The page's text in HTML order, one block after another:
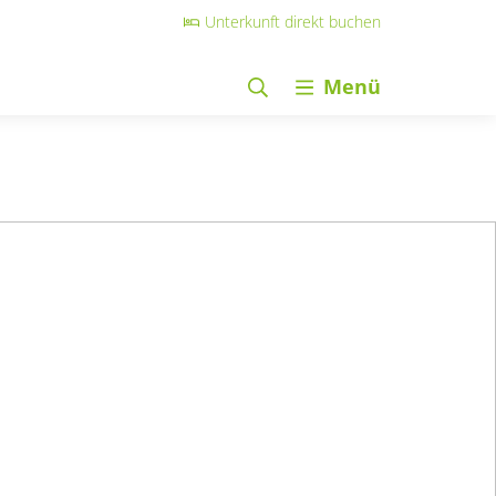
Unterkunft direkt buchen
Menü